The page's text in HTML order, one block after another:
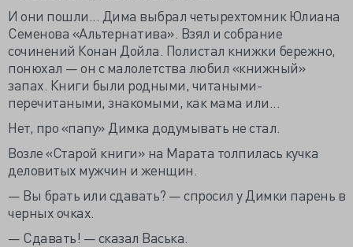
И они пошли... Дима выбрал четырехтомник Юлиана
Семенова «Альтернатива». Взял и собрание
сочинений Конан Дойла. Полистал книжки бережно,
понюхал — он с малолетства любил «книжный»
запах. Книги были родными, читаными-
перечитаными, знакомыми, как мама или...
Нет, про «папу» Димка додумывать не стал.
Возле «Старой книги» на Марата толпилась кучка
деловитых мужчин и женщин.
— Вы брать или сдавать? — спросил у Димки парень в
черных очках.
— Сдавать! — сказал Васька.